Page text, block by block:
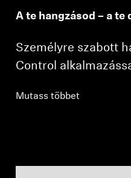
A te hangzásod – a te
Személyre szabott
Control
Mutass többet